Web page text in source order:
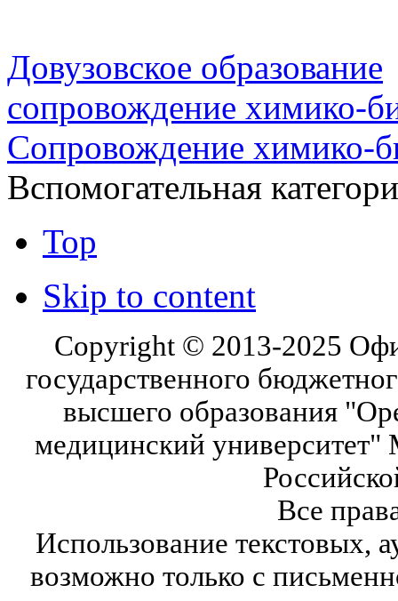
Довузовское образование
сопровождение химико-
Сопровождение химико-
Вспомогательная
Top
Skip to content
Copyright © 2013-2025
государственного
высшего образования
медицинский университет"
Все
Использование текстовых,
возможно только с